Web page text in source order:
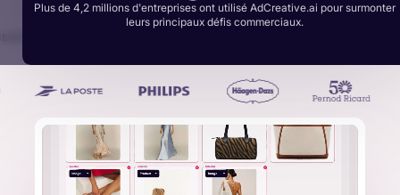
Plus de 4,2 millions d'entreprises ont utilisé AdCreative.ai pour surmonter
leurs principaux défis commerciaux.